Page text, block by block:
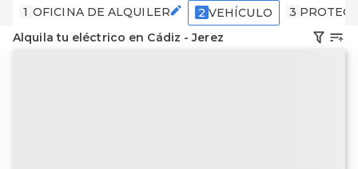
1 OFICINA DE ALQUILER 2 VEHÍCULO 3
Alquila tu eléctrico en Cádiz - Jerez